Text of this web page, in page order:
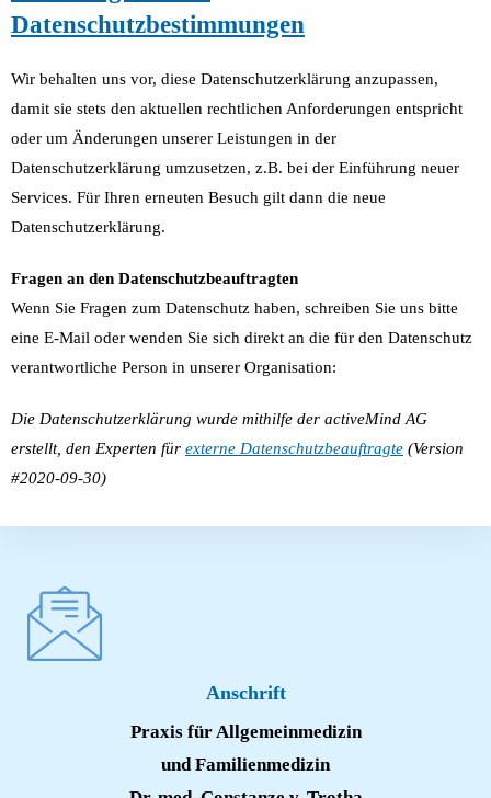
Datenschutzbestimmungen
Wir behalten uns vor, diese Datenschutzerklärung anzupassen,
damit sie stets den aktuellen rechtlichen Anforderungen entspricht
oder um Änderungen unserer Leistungen in der
Datenschutzerklärung umzusetzen, z.B. bei der Einführung neuer
Services. Für Ihren erneuten Besuch gilt dann die neue
Datenschutzerklärung.
Fragen an den Datenschutzbeauftragten
Wenn Sie Fragen zum Datenschutz haben, schreiben Sie uns bitte
eine E-Mail oder wenden Sie sich direkt an die für den Datenschutz
verantwortliche Person in unserer Organisation:
Die Datenschutzerklärung wurde mithilfe der activeMind AG
erstellt, den Experten für externe Datenschutzbeauftragte (Version
#2020-09-30)
Anschrift
Praxis für Allgemeinmedizin
und Familienmedizin